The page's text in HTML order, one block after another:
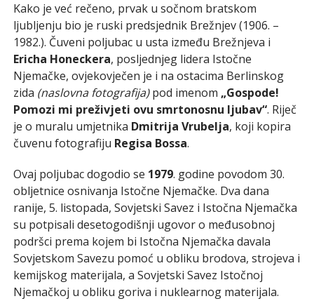
Kako je već rečeno, prvak u sočnom bratskom
ljubljenju bio je ruski predsjednik Brežnjev (1906. –
1982.). Čuveni poljubac u usta između Brežnjeva i
Ericha Honeckera, posljednjeg lidera Istočne
Njemačke, ovjekovječen je i na ostacima Berlinskog
zida (naslovna fotografija)pod imenom „Gospode!
Pomozi mi preživjeti ovu smrtonosnu ljubav“. Riječ
je o muralu umjetnika Dmitrija Vrubelja, koji kopira
čuvenu fotografiju Regisa Bossa.
Ovaj poljubac dogodio se 1979. godine povodom 30.
obljetnice osnivanja Istočne Njemačke. Dva dana
ranije, 5. listopada, Sovjetski Savez i Istočna Njemačka
su potpisali desetogodišnji ugovor o međusobnoj
podršci prema kojem bi Istočna Njemačka davala
Sovjetskom Savezu pomoć u obliku brodova, strojeva i
kemijskog materijala, a Sovjetski Savez Istočnoj
Njemačkoj u obliku goriva i nuklearnog materijala.